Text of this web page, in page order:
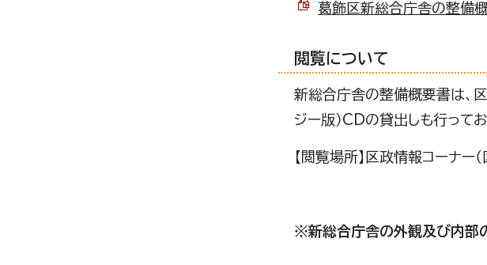
葛飾区新総合庁舎の整備
閲覧について
新総合庁舎の整備概要書は、
ジー版）CDの貸出しも行ってお
【閲覧場所】区政情報コーナー
※新総合庁舎の外観及び内部